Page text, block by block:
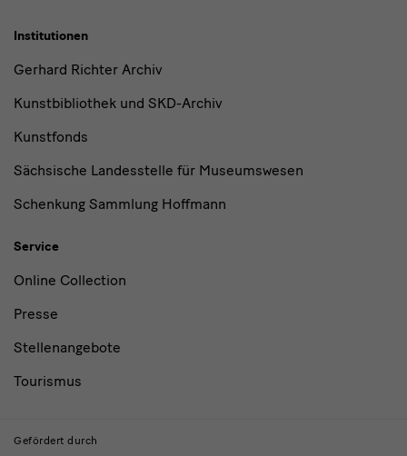
Institutionen
Gerhard Richter Archiv
Kunstbibliothek und SKD-Archiv
Kunstfonds
Sächsische Landesstelle für Museumswesen
Schenkung Sammlung Hoffmann
Service
Online Collection
Presse
Stellenangebote
Tourismus
Gefördert durch